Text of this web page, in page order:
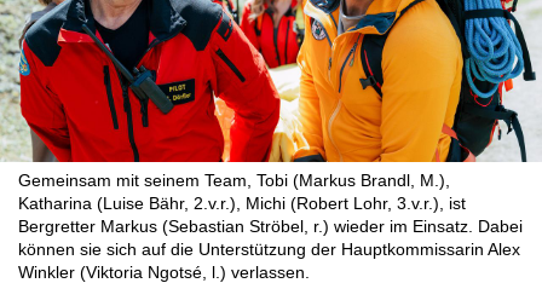
Gemeinsam mit seinem Team, Tobi (Markus Brandl, M.),
Katharina (Luise Bähr, 2.v.r.), Michi (Robert Lohr, 3.v.r.), ist
Bergretter Markus (Sebastian Ströbel, r.) wieder im Einsatz. Dabei
können sie sich auf die Unterstützung der Hauptkommissarin Alex
Winkler (Viktoria Ngotsé, l.) verlassen.